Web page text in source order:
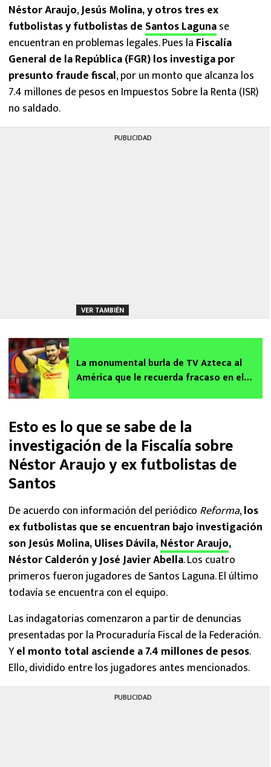
Néstor Araujo,Jesús Molina, y otros tres ex
futbolistas y futbolistas de Santos Lagunase
encuentran en problemas legales. Pues la Fiscalía
General de la República (FGR) los investiga por
presunto fraude fiscal, por un monto que alcanza los
7.4 millones de pesos en Impuestos Sobre la Renta (ISR)
no saldado.
PUBLICIDAD
VER TAMBIÉN
La monumental burla de TV Azteca al
América que le recuerda fracaso en el
Esto es lo que se sabe de la
investigación de la Fiscalía sobre
Néstor Araujo y ex futbolistas de
Santos
De acuerdo con información del periódico Reforma,los
ex futbolistas que se encuentran bajo investigación
son Jesús Molina, Ulises Dávila,Néstor Araujo,
Néstor Calderón y José Javier Abella. Los cuatro
primeros fueron jugadores de Santos Laguna. El último
todavía se encuentra con el equipo.
Las indagatorias comenzaron a partir de denuncias
presentadas por la Procuraduría Fiscal de la Federación.
Yel monto total asciende a 7.4 millones de pesos.
Ello, dividido entre los jugadores antes mencionados.
PUBLICIDAD